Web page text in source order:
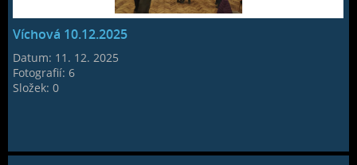
Víchová 10.12.2025
Datum: 11. 12. 2025
Fotografií:6
Složek:0